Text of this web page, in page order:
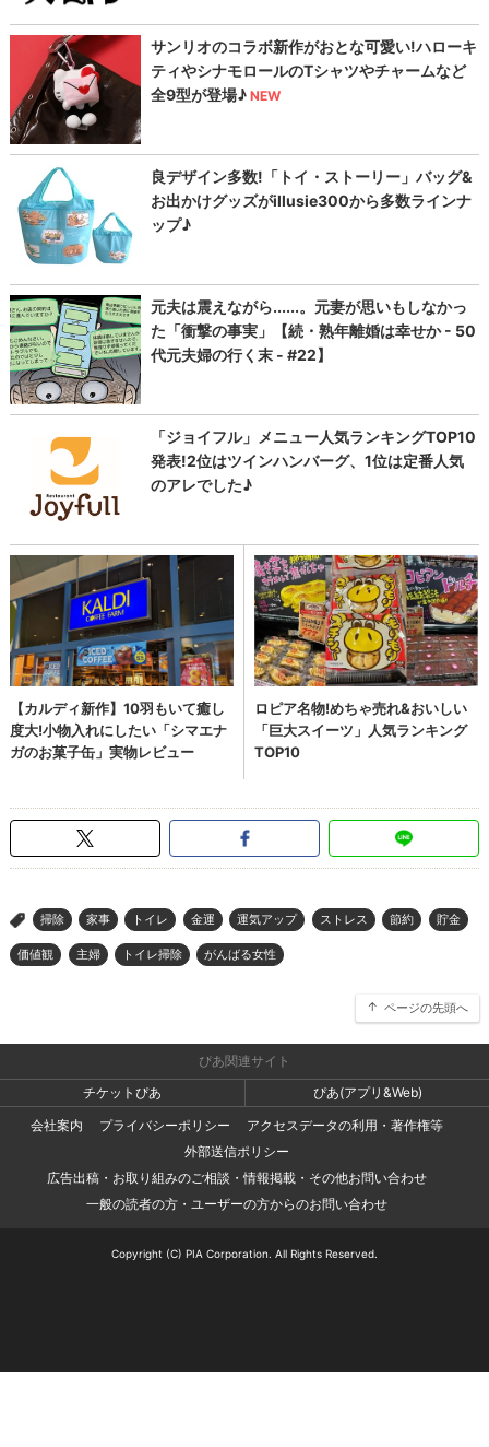
> 掃除 家事 トイレ 金運 運気アップ ストレス 節約 貯金
価値観 主婦 トイレ掃除 がんばる女性
ページの先頭へ
ぴあ関連サイト
チケットぴあ
ぴあ(アプリ&Web)
会社案内
プライバシーポリシー
アクセスデータの利用・著作権等
外部送信ポリシー
広告出稿・お取り組みのご相談・情報掲載・その他お問い合わせ
一般の読者の方・ユーザーの方からのお問い合わせ
Copyright (C) PIA Corporation. All Rights Reserved.